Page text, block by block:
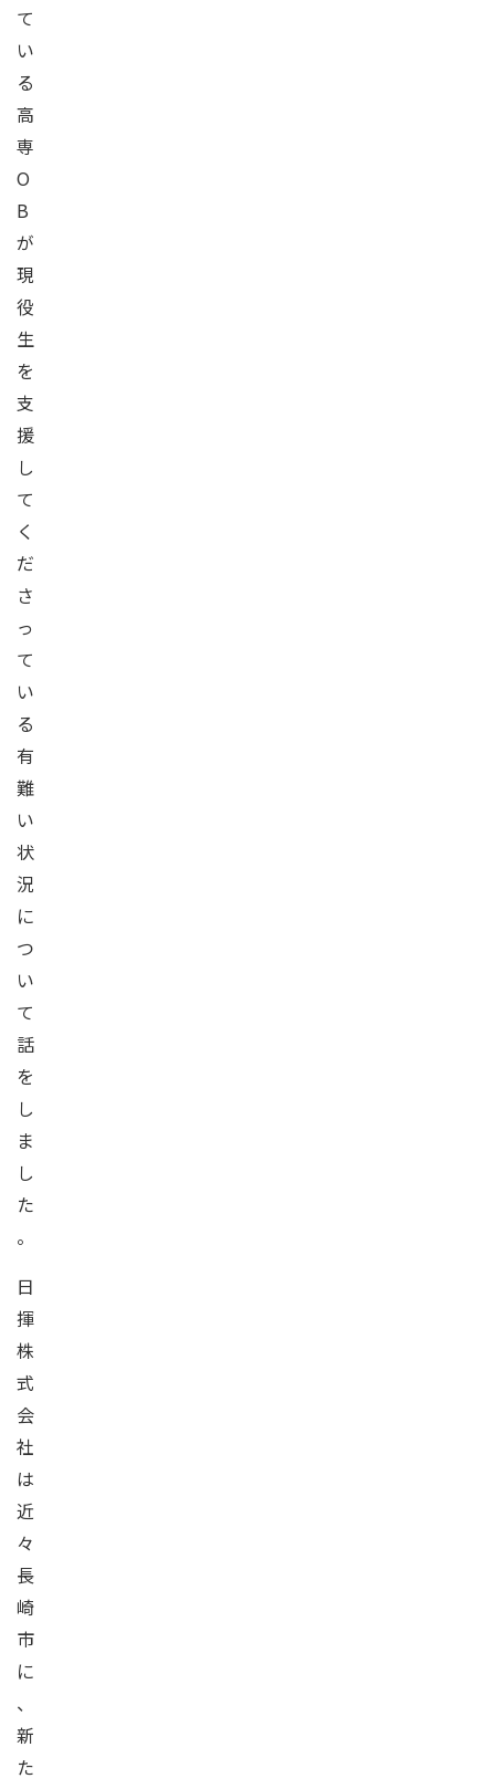
て
い
る
高
専
O
B
が
現
役
生
を
支
援
し
て
く
だ
さ
っ
て
い
る
有
難
い
状
況
に
つ
い
て
話
を
し
ま
し
た
。
日
揮
株
式
会
社
は
近
々
長
崎
市
に
、
新
た